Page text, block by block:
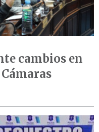
cambios en